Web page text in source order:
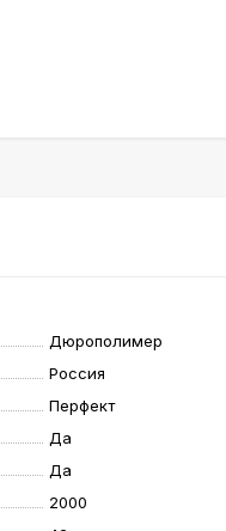
Дюрополимер
Россия
Перфект
Да
Да
2000